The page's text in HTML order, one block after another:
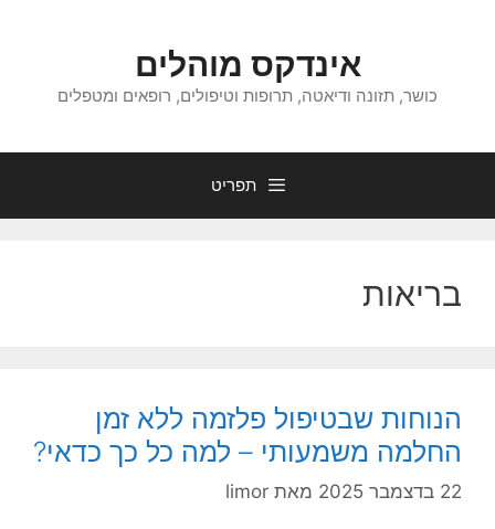
אינדקס מוהלים
כושר, תזונה ודיאטה, תרופות וטיפולים, רופאים ומטפלים
תפריט
בריאות
הנוחות שבטיפול פלזמה ללא זמן
החלמה משמעותי – למה כל כך כדאי?
22 בדצמבר 2025 מאת limor